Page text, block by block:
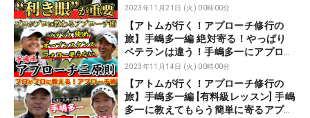
を大公開！
2023年11月21日 (火) 00時00分
【アトムが行く！アプローチ修行の
旅】手嶋多一編 絶対寄る！やっぱり
ベテランは違う！手嶋多一にアプロー
チを教えてもらう
2023年11月14日 (火) 00時00分
【アトムが行く！アプローチ修行の
旅】手嶋多一編 [有料級レッスン] 手嶋
多一に教えてもらう簡単に寄るアプロ